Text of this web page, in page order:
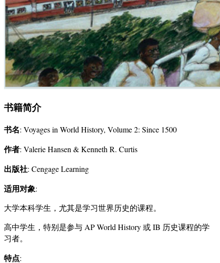
书籍简介
书名: Voyages in World History, Volume 2: Since 1500
作者: Valerie Hansen & Kenneth R. Curtis
出版社: Cengage Learning
适用对象:
大学本科学生，尤其是学习世界历史的课程。
高中学生，特别是参与 AP World History 或 IB 历史课程的学
习者。
特点: